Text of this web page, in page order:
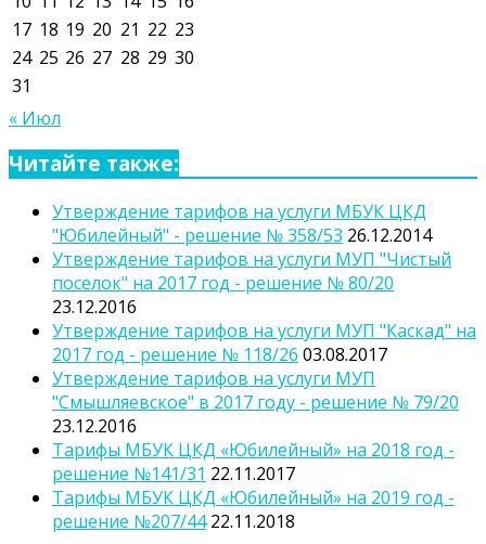
17 18 19 20 21 22 23
24 25 26 27 28 29 30
31
« Июл
Читайте также:
Утверждение тарифов на услуги МБУК ЦКД
"Юбилейный" - решение № 358/53 26.12.2014
Утверждение тарифов на услуги МУП "Чистый
поселок" на 2017 год - решение № 80/20
23.12.2016
Утверждение тарифов на услуги МУП "Каскад" на
2017 год - решение № 118/26 03.08.2017
Утверждение тарифов на услуги МУП
"Смышляевское" в 2017 году - решение № 79/20
23.12.2016
Тарифы МБУК ЦКД «Юбилейный» на 2018 год -
решение №141/31 22.11.2017
Тарифы МБУК ЦКД «Юбилейный» на 2019 год -
решение №207/4422.11.2018